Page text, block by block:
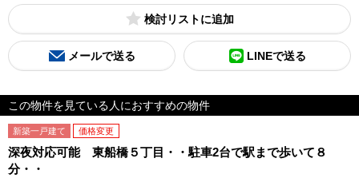
検討リスト
メールで送る LINEで送る
この物件を見ている人におすすめの物件
新築一戸建て 価格変更
深夜対応可能 東船橋５丁目・・駐車2台で駅まで歩いて８
分・・